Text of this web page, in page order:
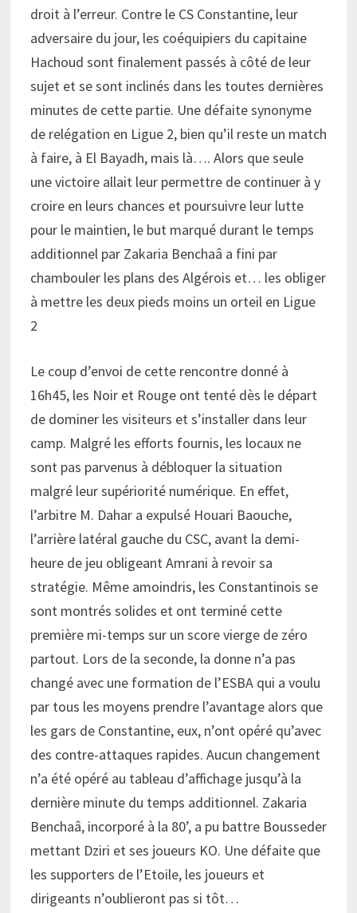
droit à l’erreur. Contre le CS Constantine, leur
adversaire du jour, les coéquipiers du capitaine
Hachoud sont finalement passés à côté de leur
sujet et se sont inclinés dans les toutes dernières
minutes de cette partie. Une défaite synonyme
de relégation en Ligue 2, bien qu’il reste un match
à faire, à El Bayadh, mais là…. Alors que seule
une victoire allait leur permettre de continuer à y
croire en leurs chances et poursuivre leur lutte
pour le maintien, le but marqué durant le temps
additionnel par Zakaria Benchaâ a fini par
chambouler les plans des Algérois et… les obliger
à mettre les deux pieds moins un orteil en Ligue
2
Le coup d’envoi de cette rencontre donné à
16h45, les Noir et Rouge ont tenté dès le départ
de dominer les visiteurs et s’installer dans leur
camp. Malgré les efforts fournis, les locaux ne
sont pas parvenus à débloquer la situation
malgré leur supériorité numérique. En effet,
l’arbitre M. Dahar a expulsé Houari Baouche,
l’arrière latéral gauche du CSC, avant la demi-
heure de jeu obligeant Amrani à revoir sa
stratégie. Même amoindris, les Constantinois se
sont montrés solides et ont terminé cette
première mi-temps sur un score vierge de zéro
partout. Lors de la seconde, la donne n’a pas
changé avec une formation de l’ESBA qui a voulu
par tous les moyens prendre l’avantage alors que
les gars de Constantine, eux, n’ont opéré qu’avec
des contre-attaques rapides. Aucun changement
n’a été opéré au tableau d’affichage jusqu’à la
dernière minute du temps additionnel. Zakaria
Benchaâ, incorporé à la 80’, a pu battre Bousseder
mettant Dziri et ses joueurs KO. Une défaite que
les supporters de l’Etoile, les joueurs et
dirigeants n’oublieront pas si tôt…